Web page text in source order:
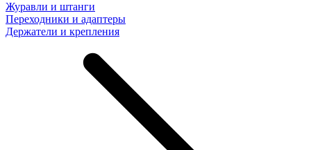
Журавли и штанги
Переходники и адаптеры
Держатели и крепления